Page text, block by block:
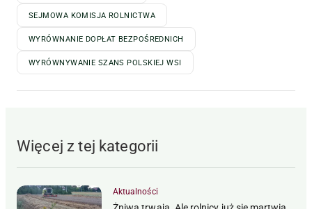
SEJMOWA KOMISJA ROLNICTWA
WYRÓWNANIE DOPŁAT BEZPOŚREDNICH
WYRÓWNYWANIE SZANS POLSKIEJ WSI
Więcej z tej kategorii
Aktualności